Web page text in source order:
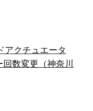
アクチュエータ
数変更（神奈川